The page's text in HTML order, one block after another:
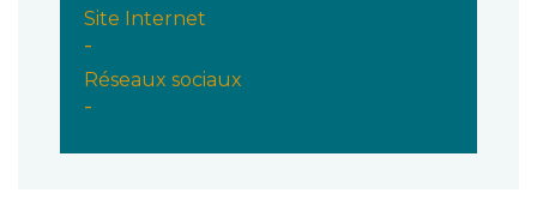
Site Internet
-
Réseaux sociaux
-